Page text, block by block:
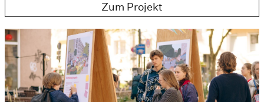
Zum Projekt